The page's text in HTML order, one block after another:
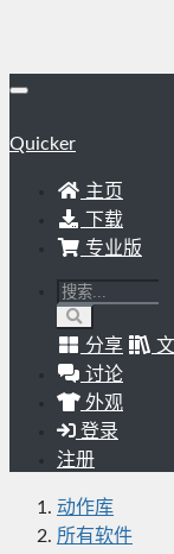
Quicker
主页
下载
专业版
分享
讨论
外观
登录
注册
动作库
所有软件